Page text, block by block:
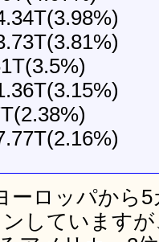
ーロッパから
しています